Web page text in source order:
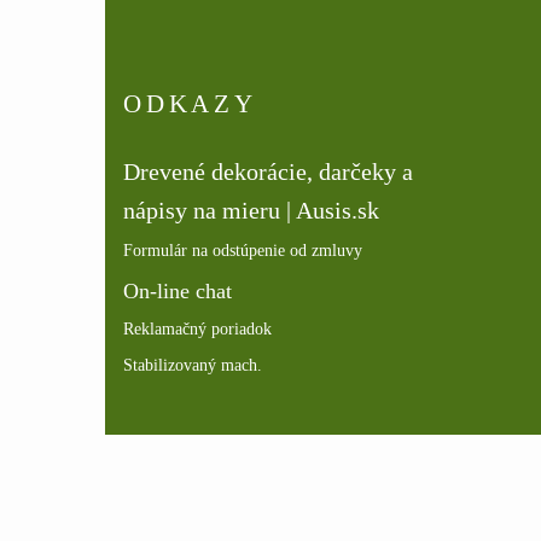
ODKAZY
Drevené dekorácie, darčeky a
nápisy na mieru | Ausis.sk
Formulár na odstúpenie od zmluvy
On-line chat
Reklamačný poriadok
Stabilizovaný mach.